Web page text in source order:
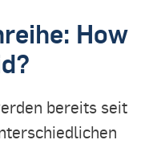
How
bereits seit